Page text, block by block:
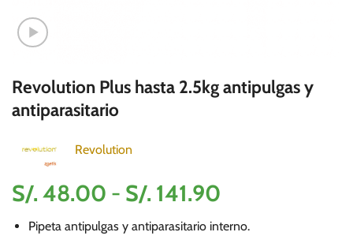
Revolution Plus hasta 2.5kg antipulgas y
antiparasitario
Revolution
S/. 48.00 - S/. 141.90
precios:
Pipeta antipulgas y antiparasitario interno.